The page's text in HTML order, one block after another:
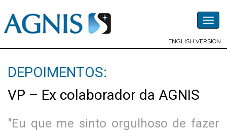
ENGLISH VERSION
DEPOIMENTOS:
VP – Ex colaborador da AGNIS
"Eu que me sinto orgulhoso de fazer